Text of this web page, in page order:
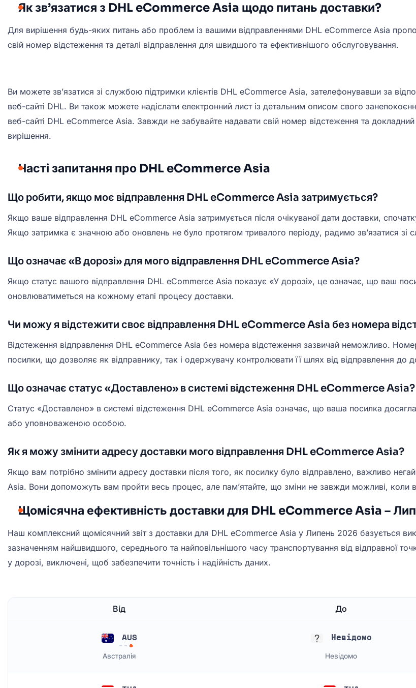
Як зв’язатися з DHL eCommerce Asia щодо питань доставки?
Для вирішення будь-яких питань або проблем із вашими відправленнями DHL eCommerce Asia
свій номер відстеження та деталі відправлення для швидшого та ефективнішого обслуговування.
Ви можете зв’язатися зі службою підтримки клієнтів DHL eCommerce Asia, зателефонувавши за
веб-сайті DHL. Ви також можете надіслати електронний лист із детальним описом свого
веб-сайті DHL eCommerce Asia. Завжди не забувайте надавати свій номер відстеження та
вирішення.
Часті запитання про DHL eCommerce Asia
Що робити, якщо моє відправлення DHL eCommerce Asia затримується?
Якщо ваше відправлення DHL eCommerce Asia затримується після очікуваної дати доставки,
Якщо затримка є значною або оновлень не було протягом тривалого періоду, радимо зв’язатися зі
Що означає «В дорозі» для мого відправлення DHL eCommerce Asia?
Якщо статус вашого відправлення DHL eCommerce Asia показує «У дорозі», це означає, що ваш
оновлюватиметься на кожному етапі процесу доставки.
Чи можу я відстежити своє відправлення DHL eCommerce Asia без номера
Відстеження відправлення DHL eCommerce Asia без номера відстеження зазвичай неможливо.
посилки, що дозволяє як відправнику, так і одержувачу контролювати її шлях від відправлення до
Що означає статус «Доставлено» в системі відстеження DHL eCommerce Asia?
Статус «Доставлено» в системі відстеження DHL eCommerce Asia означає, що ваша посилка
або уповноваженою особою.
Як я можу змінити адресу доставки мого відправлення DHL eCommerce Asia?
Якщо вам потрібно змінити адресу доставки після того, як посилку було відправлено, важливо
Asia. Вони допоможуть вам пройти весь процес, але пам’ятайте, що зміни не завжди можливі, коли
Щомісячна ефективність доставки для DHL eCommerce Asia –
Наш комплексний щомісячний звіт з доставки для DHL eCommerce Asia у Липень 2026 базується
зазначенням найшвидшого, середнього та найповільнішого часу транспортування від відправної
у дорозі, виключені, щоб забезпечити точність і надійність даних.
Від До
AUS
Австралія
Невідомо
Невідомо